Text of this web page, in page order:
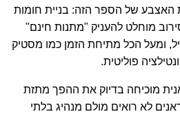
האצבע של הספר הזה: בניית חומות
מוחלט להעניק "מתנות חינם"
ומעל הכל מתיחת הזמן כמו מסטיק
פוליטית.
מוכיחה בדיוק את ההפך מתזת
לא רואים מולם מנהיג בלתי